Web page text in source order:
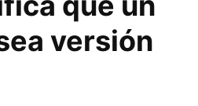
versión